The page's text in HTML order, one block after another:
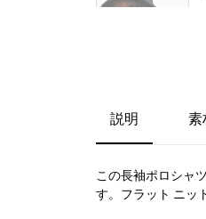
説明 素
この長袖ポロシャ
す。フラット ニッ